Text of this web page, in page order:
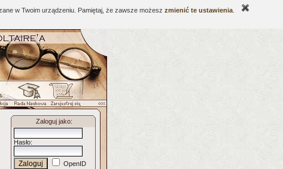
w Twoim urządzeniu. Pamiętaj, że zawsze możesz zmienić te ustawienia
Zaloguj jako:
Hasło:
OpenID